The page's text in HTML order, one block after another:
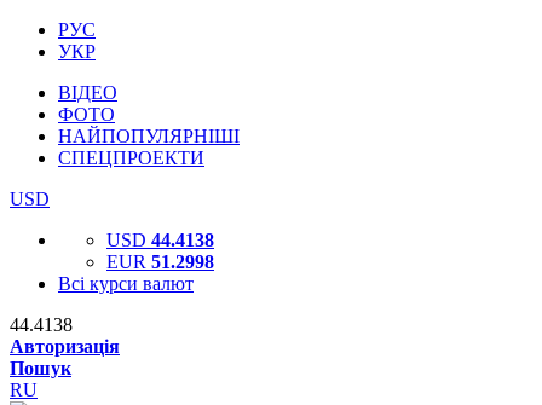
РУС
УКР
ВІДЕО
ФОТО
НАЙПОПУЛЯРНІШІ
СПЕЦПРОЕКТИ
USD
USD 44.4138
EUR 51.2998
Всі курси валют
44.4138
Авторизація
Пошук
RU